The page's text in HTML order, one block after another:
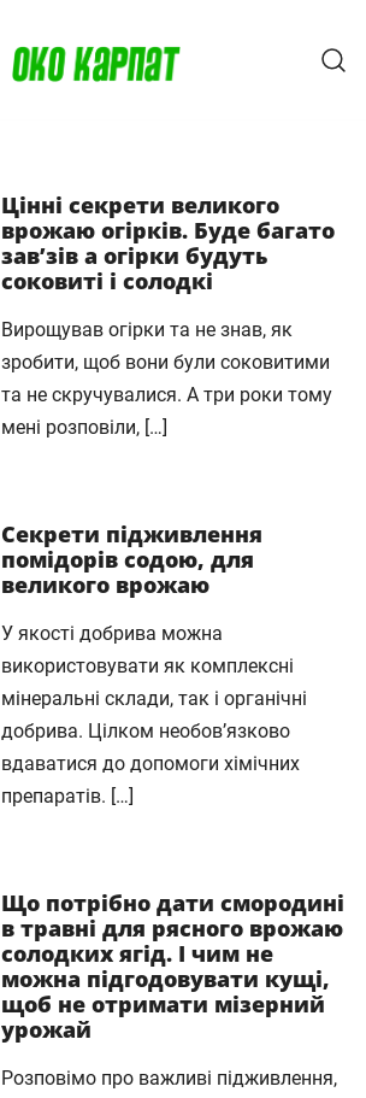
Цінні секрети великого
врожаю огірків. Буде багато
зав’зів а огірки будуть
соковиті і солодкі
Вирощував огірки та не знав, як
зробити, щоб вони були соковитими
та не скручувалися. А три роки тому
мені розповіли, […]
Секрети підживлення
помідорів содою, для
великого врожаю
У якості добрива можна
використовувати як комплексні
мінеральні склади, так і органічні
добрива. Цілком необов’язково
вдаватися до допомоги хімічних
препаратів. […]
Що потрібно дати смородині
в травні для рясного врожаю
солодких ягід. І чим не
можна підгодовувати кущі,
щоб не отримати мізерний
урожай
Розповімо про важливі підживлення,